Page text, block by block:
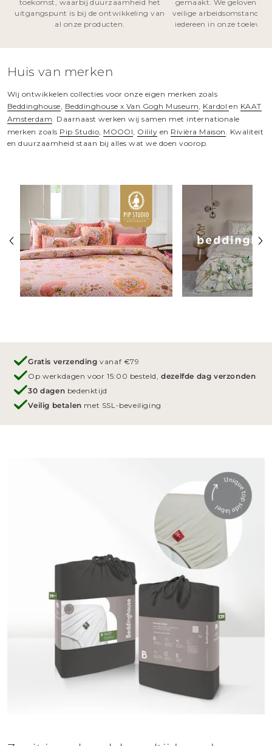
toekomst, waarbij duurzaamheid het
uitgangspunt is bij de ontwikkeling van
al onze producten.
gemaakt. We geloven in
veilige
iedereen in onze
Huis van merken
Wij ontwikkelen collecties voor onze eigen merken zoals
Beddinghouse Beddinghouse x Van Gogh Museum Kardolen KAAT
Amsterdam . Daarnaast werken wij samen met internationale
merken zoals Pip Studio MOOOI Oilily en Rivièra Maison
. Kwaliteit
en duurzaamheid staan bij alles wat we doen voorop.
Gratis verzending vanaf €79
Op werkdagen voor 15:00 besteld,dezelfde dag verzonden
30 dagen bedenktijd
Veilig betalen met SSL-beveiliging